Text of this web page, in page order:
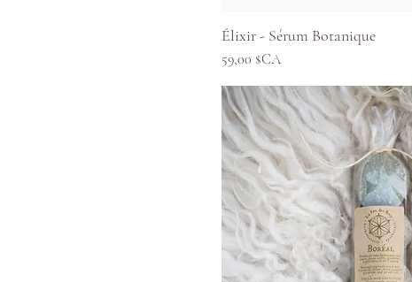
Aperçu rapide
Élixir - Sérum Botanique
Prix
59,00 $CA